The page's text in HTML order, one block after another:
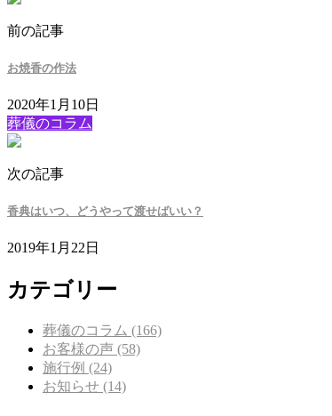
前の記事
お焼香の作法
2020年1月10日
葬儀のコラム
次の記事
香典はいつ、どうやって渡せばいい？
2019年1月22日
カテゴリー
葬儀のコラム (166)
お客様の声 (58)
施行例 (24)
お知らせ (14)